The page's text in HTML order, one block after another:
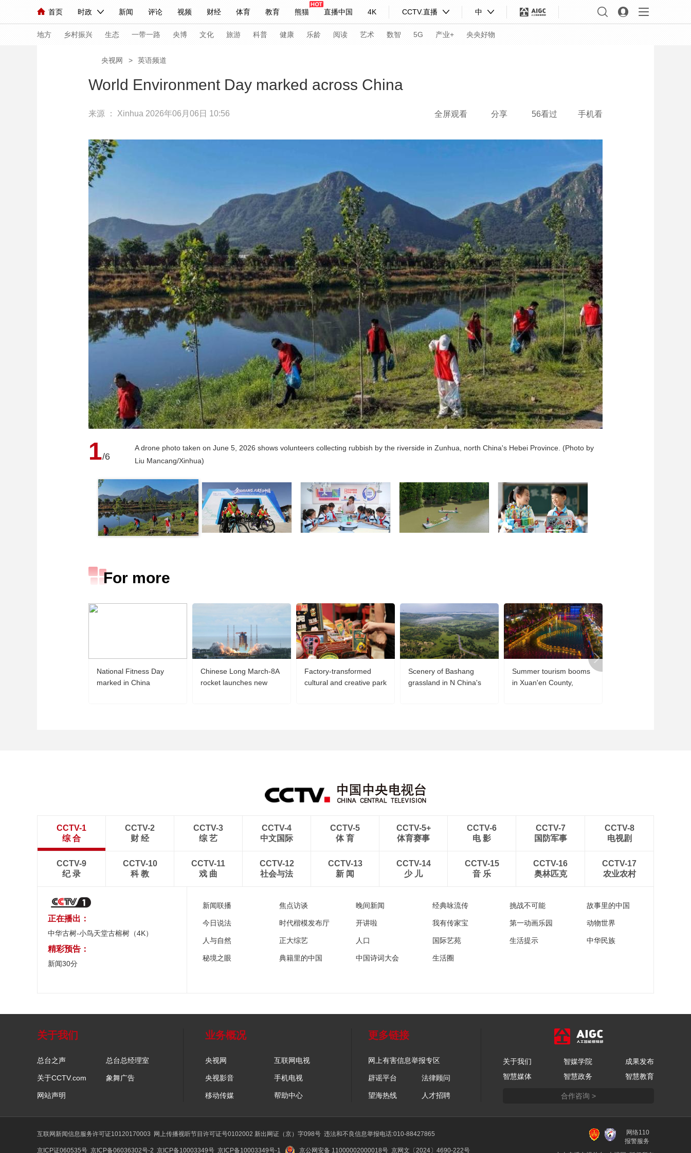
首页 时政 新闻 评论 视频 财经 体育 教育 熊猫 直播中国 4K CCTV.直播 中
人民领袖习近平 联播+ 中国领导人 央视快评 习式妙语 热解读 天天学习
直播 栏目大全 节目单 听音 微视频 主持人 下载央视影音
海外频道 iPanda English Монгол
地方 乡村振兴 生态 一带一路 央博 文化 旅游 科普 健康 乐龄 阅读 艺术 数智 5G 产业+ 央央好物
国内 国际 评论 经济 军事
小央视频
前线 人生第二次
2026年冬奥会 NBA 中超 国足 国际足球 综合体育 亚冬会
CCTV奥林匹克频道 生活体育大会 体育江湖 文化体育 冰雪道路 足球道路
教育 乡村振兴 生态环境 一带一路 央博 非遗 文化 旅游 科普 健康 乐龄 阅读 艺术 汽车 数智 5G 产业+
大国展会 大国保险 云顶对话 云起 超级工厂 智敬中国 全民健康 颜选攻略 海洋 时尚 天气 才艺 网展 央央好物
CCTV.节目官网 直播 节目单 栏目 热播榜 总台企业白名单
央视网 > 英语频道
World Environment Day marked across China
来源 ： Xinhua 2026年06月06日 10:56 全屏观看 分享 56看过 手机看
1/6
A drone photo taken on June 5, 2026 shows volunteers collecting rubbish by the riverside in Zunhua, north China's Hebei Province. (Photo by
Liu Mancang/Xinhua)
For more
National Fitness Day
marked in China
Chinese Long March-8A
rocket launches new
Factory-transformed
cultural and creative park
Scenery of Bashang
grassland in N China's
Summer tourism booms
in Xuan'en County,
CCTV-1
综 合
CCTV-2
财 经
CCTV-3
综 艺
CCTV-4
中文国际
CCTV-5
体 育
CCTV-5+
体育赛事
CCTV-6
电 影
CCTV-7
国防军事
CCTV-8
电视剧
CCTV-9
纪 录
CCTV-10
科 教
CCTV-11
戏 曲
CCTV-12
社会与法
CCTV-13
新 闻
CCTV-14
少 儿
CCTV-15
音 乐
CCTV-16
奥林匹克
CCTV-17
农业农村
正在播出：
中华古树-小鸟天堂古榕树（4K）
精彩预告：
新闻30分
新闻联播 焦点访谈 晚间新闻 经典咏流传 挑战不可能 故事里的中国
今日说法 时代楷模发布厅 开讲啦 我有传家宝 第一动画乐园 动物世界
人与自然 正大综艺 人口 国际艺苑 生活提示 中华民族
秘境之眼 典籍里的中国 中国诗词大会 生活圈
关于我们
总台之声 总台总经理室
关于CCTV.com 象舞广告
网站声明
业务概况
央视网 互联网电视
央视影音 手机电视
移动传媒 帮助中心
更多链接
网上有害信息举报专区
辟谣平台 法律顾问
望海热线 人才招聘
关于我们 智媒学院
成果发布
智慧媒体
智慧政务 智慧教育
合作咨询 >
互联网新闻信息服务许可证10120170003 网上传播视听节目许可证号0102002 新出网证（京）字098号 违法和不良信息举报电话:010-88427865
京ICP证060535号 京ICP备06036302号-2 京ICP备10003349号 京ICP备10003349号-1 京公网安备 11000002000018号 京网文〔2024〕4690-222号
网络110
报警服务